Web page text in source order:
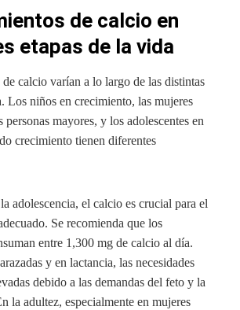
de calcio en
etapas de la vida
de calcio varían a lo largo de las distintas
Los niños en crecimiento, las mujeres
personas mayores, y los adolescentes en
crecimiento tienen diferentes
adolescencia, el calcio es crucial para el
Se recomienda que los
entre 1,300 mg de calcio al día.
y en lactancia, las necesidades
debido a las demandas del feto y la
la adultez, especialmente en mujeres